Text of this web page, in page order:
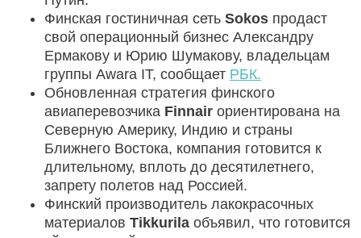
Финская гостиничная сеть Sokos продаст
свой операционный бизнес Александру
Ермакову и Юрию Шумакову, владельцам
группы Awarа IT, сообщает РБК.
Обновленная стратегия финского
авиаперевозчика Finnair ориентирована на
Северную Америку, Индию и страны
Ближнего Востока, компания готовится к
длительному, вплоть до десятилетнего,
запрету полетов над Россией.
Финский производитель лакокрасочных
материалов Tikkurila объявил, что готовится